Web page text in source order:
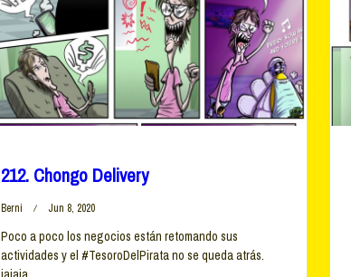
212. Chongo Delivery
Berni Jun 8, 2020
Poco a poco los negocios están retomando sus
actividades y el #TesoroDelPirata no se queda atrás.